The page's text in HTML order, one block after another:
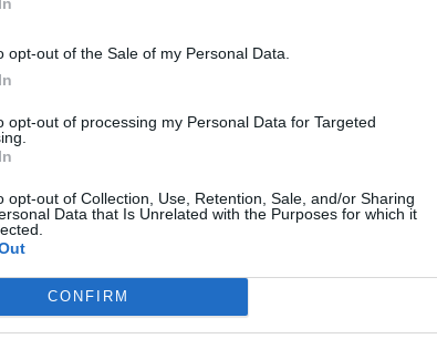
opt-out of the Sale of my Personal Data.
opt-out of processing my Personal Data for Targeted
opt-out of Collection, Use, Retention, Sale, and/or Sharing
Data that Is Unrelated with the Purposes for which it
CONFIRM
tik nedidelį plyšį priekyje, pro kurį
ginklui pasisukti daugiau nei
savadarbių šarvų trūkumai verčia
šaulių brigada?
turi teoriją. Atrodo, kad vėžlinio
rašo jis.